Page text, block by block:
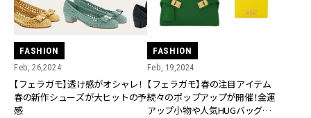
FASHION
Feb, 26,2024
【フェラガモ】透け感がオシャレ！
春の新作シューズが大ヒットの予
感
FASHION
Feb, 19,2024
【フェラガモ】春の注目アイテム
続々のポップアップが開催！金運
アップ小物や人気HUGバッグのミ